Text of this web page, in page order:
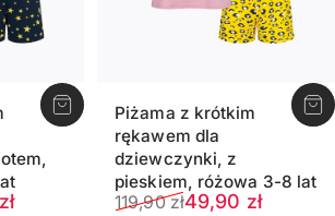
Piżama z krótkim
rękawem dla
dziewczynki, z
pieskiem, różowa 3-8 lat
Sale price49,90 zł
Regular price
119,90 zł